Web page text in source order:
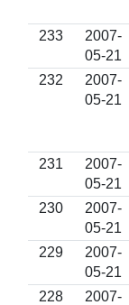
233
2007-
05-21
232
2007-
05-21
231
2007-
05-21
230
2007-
05-21
229
2007-
05-21
228
2007-